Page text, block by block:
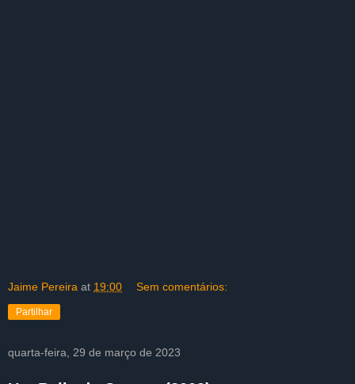
Jaime Pereira at 19:00 Sem comentários:
Partilhar
quarta-feira, 29 de março de 2023